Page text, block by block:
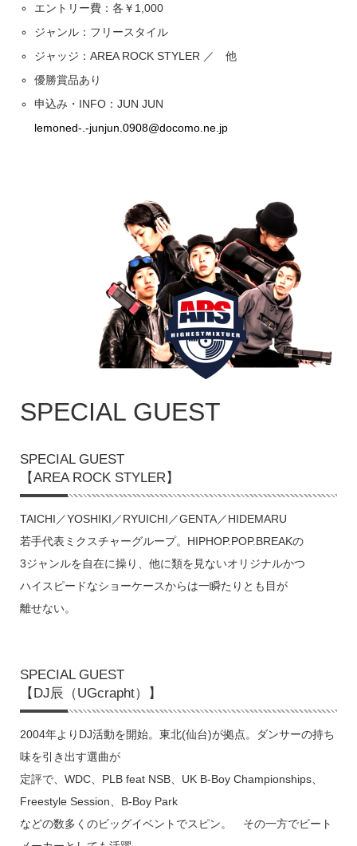
エントリー費：各￥1,000
ジャンル：フリースタイル
ジャッジ：AREA ROCK STYLER ／ 他
優勝賞品あり
申込み・INFO：JUN JUN
lemoned-.-junjun.0908@docomo.ne.jp
SPECIAL GUEST
SPECIAL GUEST
【AREA ROCK STYLER】
TAICHI／YOSHIKI／RYUICHI／GENTA／HIDEMARU
若手代表ミクスチャーグループ。HIPHOP.POP.BREAKの
3ジャンルを自在に操り、他に類を見ないオリジナルかつ
ハイスピードなショーケースからは一瞬たりとも目が
離せない。
SPECIAL GUEST
【DJ辰（UGcrapht）】
2004年よりDJ活動を開始。東北(仙台)が拠点。ダンサーの持ち
味を引き出す選曲が
定評で、WDC、PLB feat NSB、UK B-Boy Championships、
Freestyle Session、B-Boy Park
などの数多くのビッグイベントでスピン。 その一方でビート